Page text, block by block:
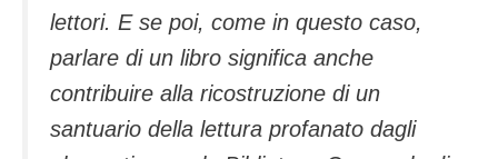
lettori. E se poi, come in questo caso,
parlare di un libro significa anche
contribuire alla ricostruzione di un
santuario della lettura profanato dagli